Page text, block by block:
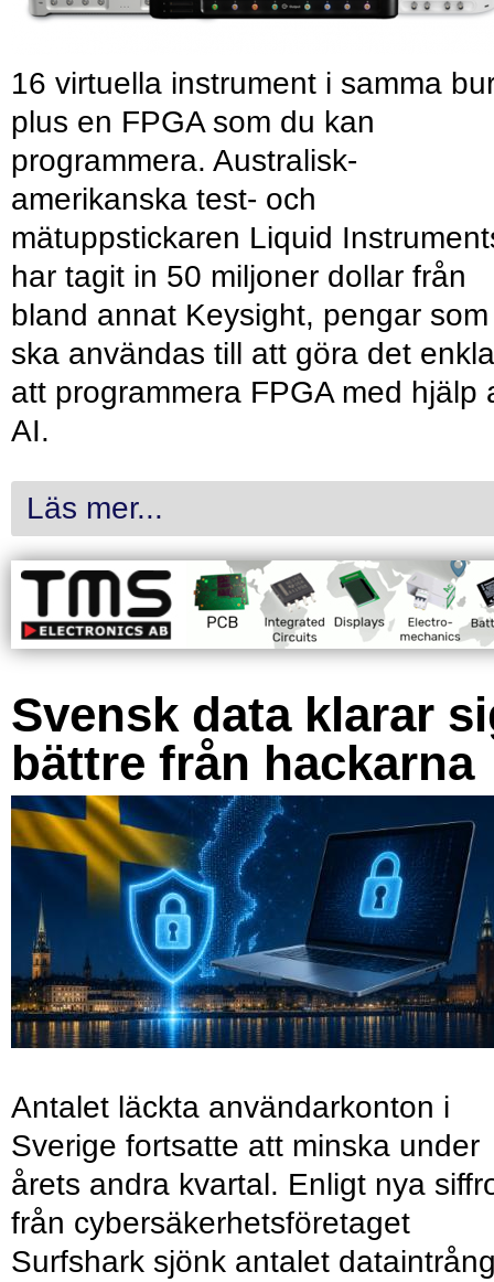
16 virtuella instrument i samma
plus en FPGA som du kan
programmera. Australisk-
amerikanska test- och
mätuppstickaren Liquid
har tagit in 50 miljoner dollar från
bland annat Keysight, pengar som
ska användas till att göra det
att programmera FPGA med hjälp
AI.
Läs mer...
Svensk data klarar
bättre från hackarna
Antalet läckta användarkonton i
Sverige fortsatte att minska under
årets andra kvartal. Enligt nya
från cybersäkerhetsföretaget
Surfshark sjönk antalet